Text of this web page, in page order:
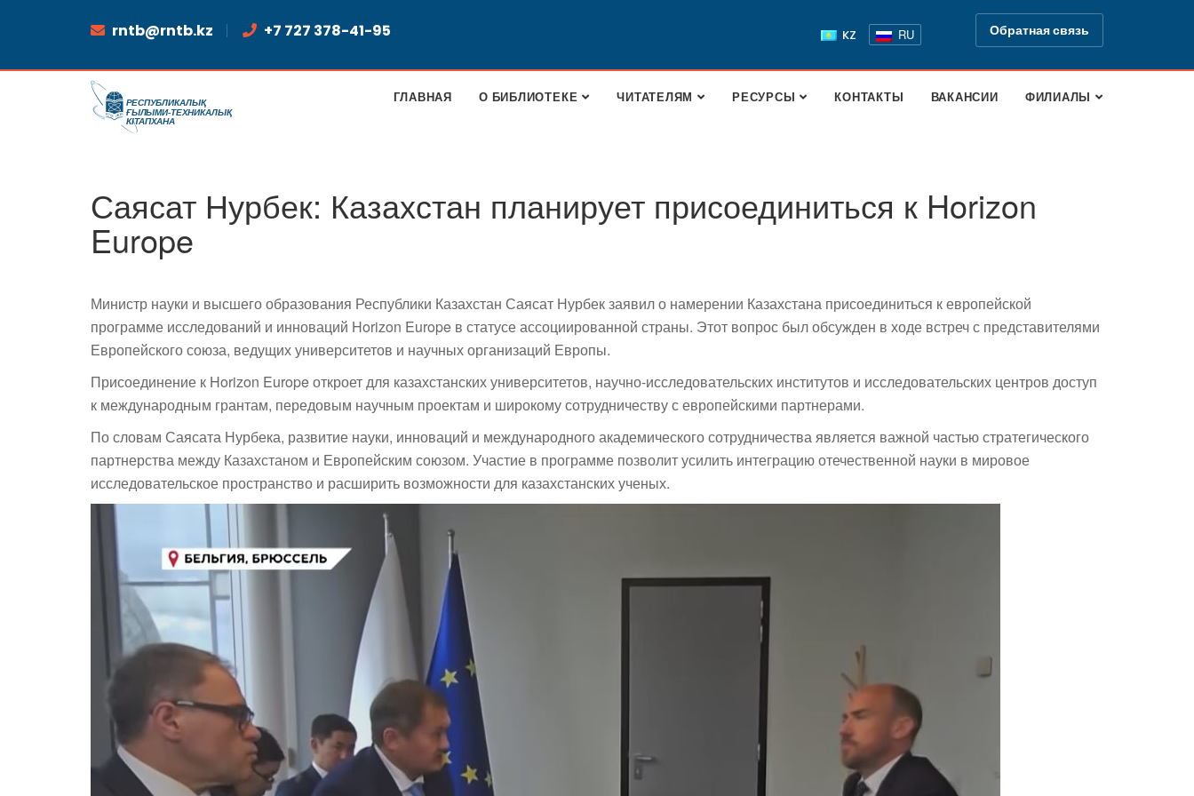
rntb@rntb.kz +7 727 378-41-95 KZ RU Обратная связь
ГЛАВНАЯ О БИБЛИОТЕКЕ ЧИТАТЕЛЯМ РЕСУРСЫ КОНТАКТЫ ВАКАНСИИ ФИЛИАЛЫ
Саясат Нурбек: Казахстан планирует присоединиться к Horizon
Europe
Министр науки и высшего образования Республики Казахстан Саясат Нурбек заявил о намерении Казахстана присоединиться к европейской
программе исследований и инноваций Horizon Europe в статусе ассоциированной страны. Этот вопрос был обсужден в ходе встреч с представителями
Европейского союза, ведущих университетов и научных организаций Европы.
Присоединение к Horizon Europe откроет для казахстанских университетов, научно-исследовательских институтов и исследовательских центров доступ
к международным грантам, передовым научным проектам и широкому сотрудничеству с европейскими партнерами.
По словам Саясата Нурбека, развитие науки, инноваций и международного академического сотрудничества является важной частью стратегического
партнерства между Казахстаном и Европейским союзом. Участие в программе позволит усилить интеграцию отечественной науки в мировое
исследовательское пространство и расширить возможности для казахстанских ученых.